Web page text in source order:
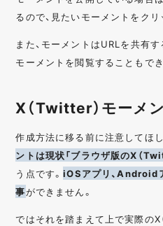
るので、見たいモーメントをクリ
また、モーメントはURLを共有
モーメントを閲覧することもでき
X（Twitter）モーメ
作成方法に移る前に注意してほし
ントは現状「ブラウザ版のX（
う点です。iOSアプリ、Android
事ができません。
ではそれを踏まえて上で実際の